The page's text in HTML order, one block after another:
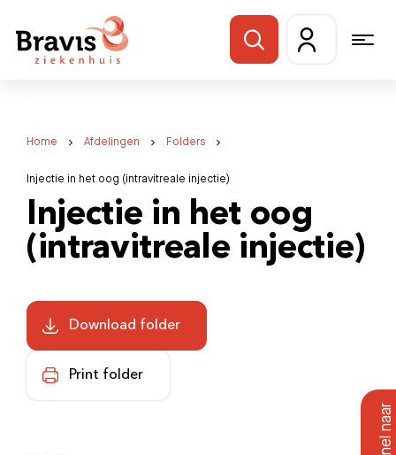
Home Afdelingen Folders
Injectie in het oog (intravitreale injectie)
Injectie in het oog
(intravitreale injectie)
Download folder
Print folder